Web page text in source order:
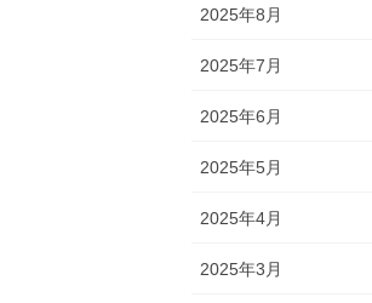
2025年8月
2025年7月
2025年6月
2025年5月
2025年4月
2025年3月